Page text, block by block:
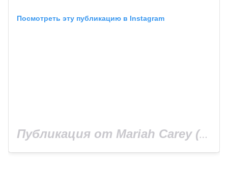
Посмотреть эту публикацию в Instagram
Публикация от Mariah Carey (@mariahcarey)